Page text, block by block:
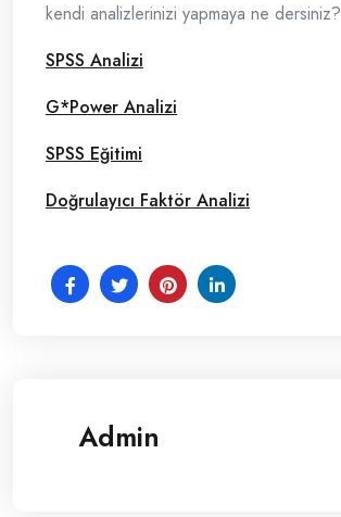
kendi analizlerinizi yapmaya ne dersiniz?
SPSS Analizi
G*Power Analizi
SPSS Eğitimi
Doğrulayıcı Faktör Analizi
Admin